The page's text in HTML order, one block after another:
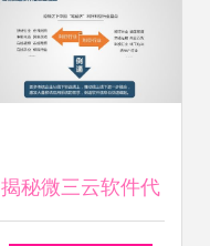
揭秘微三云软件代